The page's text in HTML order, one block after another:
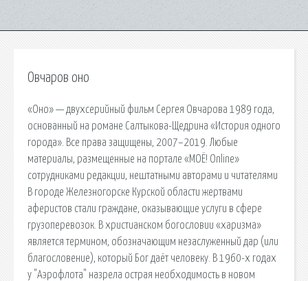
Овчаров оно
«Оно» — двухсерийный фильм Сергея Овчарова 1989 года,
основанный на романе Салтыкова-Щедрина «История одного
города». Все права защищены, 2007–2019. Любые
материалы, размещенные на портале «МОЁ! Online»
сотрудниками редакции, нештатными авторами и читателями
В городе Железногорске Курской области жертвами
аферистов стали граждане, оказывающие услуги в сфере
грузоперевозок. В христианском богословии «харизма»
является термином, обозначающим незаслуженный дар (или
благословение), который Бог даёт человеку. В 1960-х годах
у "Аэрофлота" назрела острая необходимость в новом